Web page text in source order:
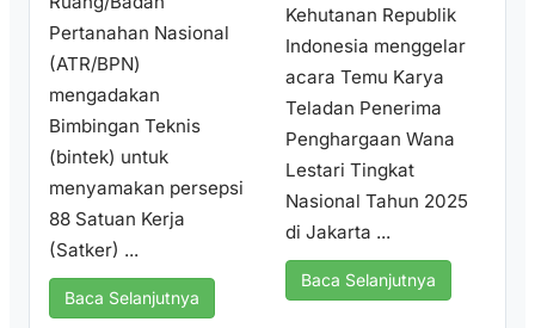
Pertanahan Nasional
(ATR/BPN)
mengadakan
Bimbingan Teknis
(bintek) untuk
menyamakan persepsi
88 Satuan Kerja
(Satker) ...
Baca Selanjutnya
Kehutanan Republik
Indonesia menggelar
acara Temu Karya
Teladan Penerima
Penghargaan Wana
Lestari Tingkat
Nasional Tahun 2025
di Jakarta ...
Baca Selanjutnya